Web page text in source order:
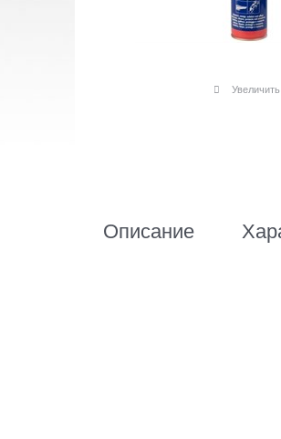
Увеличить
Описание